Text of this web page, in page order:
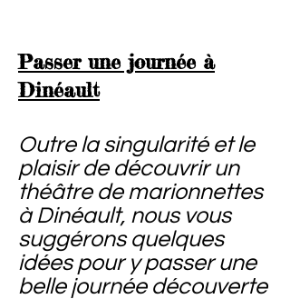
Passer une journée à
Dinéault
Outre la singularité et le
plaisir de découvrir un
théâtre de marionnettes
à Dinéault, nous vous
suggérons quelques
idées pour y passer une
belle journée découverte